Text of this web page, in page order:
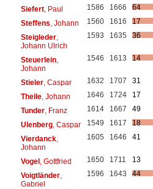
Siefert, Paul 1586 1666
64
Steffens , Johann 1560 1616
17
Steigleder,
Johann Ulrich
1593 1635 36
Steuerlein,
Johann
1546 1613 14
Stieler, Caspar 1632 1707
31
Theile, Johann 1646 1724
17
Tunder, Franz 1614 1667
49
Ulenberg, Caspar 1549 1617
18
Vierdanck,
Johann
1605 1646 41
Vogel, Gottfried 1650 1711
13
Voigtländer,
Gabriel
1596 1643 44